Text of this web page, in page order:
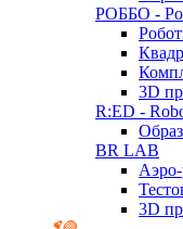
РОББО -
3D
R:ED -
BR LAB
3D